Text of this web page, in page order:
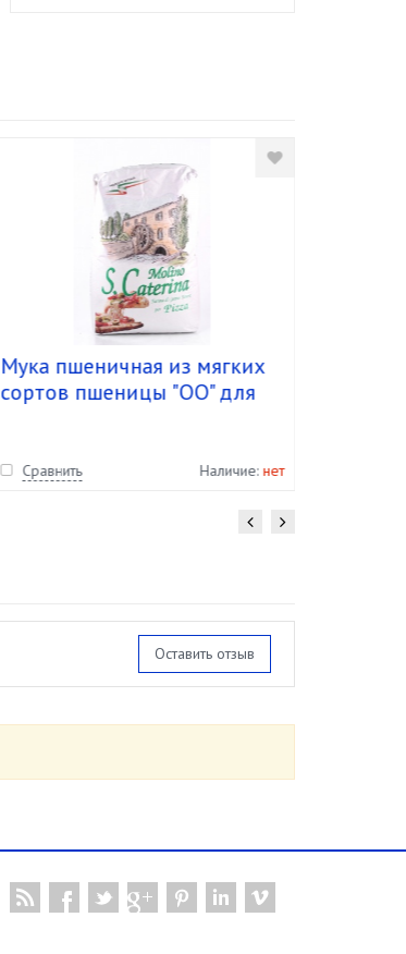
Мука пшеничная из мягких
сортов пшеницы "OO" для
Сравнить Наличие: нет
Оставить отзыв